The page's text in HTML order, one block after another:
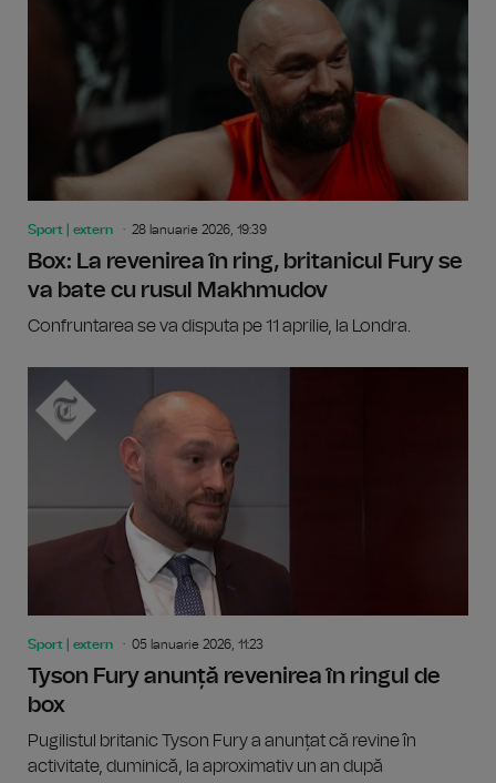
Sport | extern 28 Ianuarie 2026, 19:39
Box: La revenirea în ring, britanicul Fury se
va bate cu rusul Makhmudov
Confruntarea se va disputa pe 11 aprilie, la Londra.
Sport | extern 05 Ianuarie 2026, 11:23
Tyson Fury anunță revenirea în ringul de
box
Pugilistul britanic Tyson Fury a anunțat că revine în
activitate, duminică, la aproximativ un an după